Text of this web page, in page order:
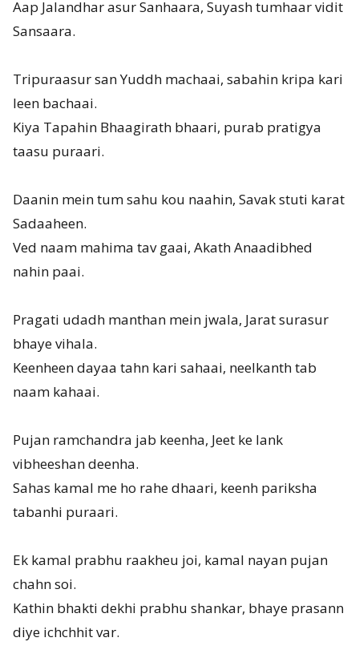
Aap Jalandhar asur Sanhaara, Suyash tumhaar vidit
Sansaara.
Tripuraasur san Yuddh machaai, sabahin kripa kari
leen bachaai.
Kiya Tapahin Bhaagirath bhaari, purab pratigya
taasu puraari.
Daanin mein tum sahu kou naahin, Savak stuti karat
Sadaaheen.
Ved naam mahima tav gaai, Akath Anaadibhed
nahin paai.
Pragati udadh manthan mein jwala, Jarat surasur
bhaye vihala.
Keenheen dayaa tahn kari sahaai, neelkanth tab
naam kahaai.
Pujan ramchandra jab keenha, Jeet ke lank
vibheeshan deenha.
Sahas kamal me ho rahe dhaari, keenh pariksha
tabanhi puraari.
Ek kamal prabhu raakheu joi, kamal nayan pujan
chahn soi.
Kathin bhakti dekhi prabhu shankar, bhaye prasann
diye ichchhit var.